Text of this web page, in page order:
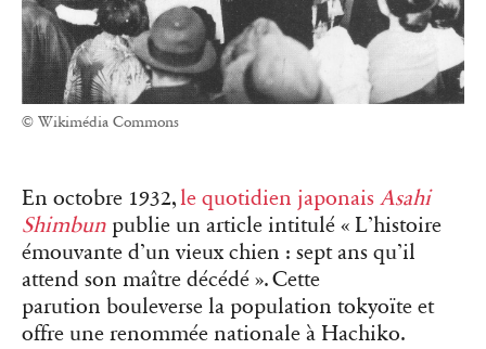
© Wikimédia Commons
En octobre 1932,le quotidien japonais Asahi
Shimbun publie un article intitulé « L’histoire
émouvante d’un vieux chien : sept ans qu’il
attend son maître décédé ». Cette
parution bouleverse la population tokyoïte et
offre une renommée nationale à Hachiko.